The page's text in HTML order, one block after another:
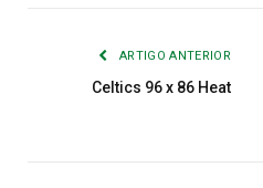
ARTIGO ANTERIOR
Celtics 96 x 86 Heat